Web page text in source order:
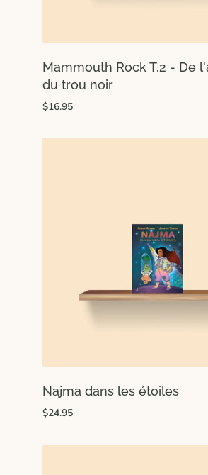
Mammouth Rock T.2 - De
du trou noir
$16.95
Najma dans les étoiles
$24.95